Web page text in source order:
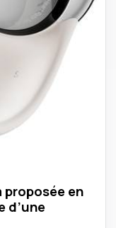
proposée en
d’une